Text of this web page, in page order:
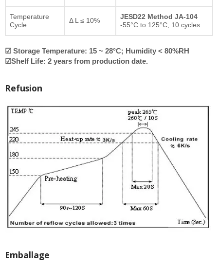
Temperature
Cycle
Δ L ≤ 10%
JESD22 Method JA-104
-55°C to 125°C, 10 cycles
☑ Storage Temperature: 15 ~ 28°C; Humidity < 80%RH
☑Shelf Life: 2 years from production date.
Refusion
Emballage